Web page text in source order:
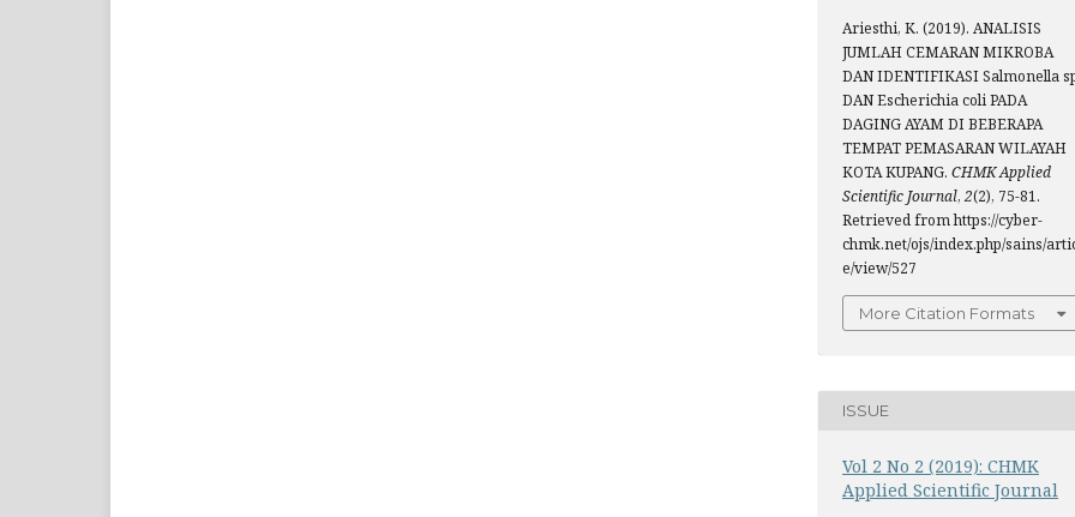
Ariesthi, K. (2019). ANALISIS
JUMLAH CEMARAN MIKROBA
DAN IDENTIFIKASI Salmonella
DAN Escherichia coli PADA
DAGING AYAM DI BEBERAPA
TEMPAT PEMASARAN WILAYAH
KOTA KUPANG. CHMK Applied
Scientific Journal, 2(2), 75-81.
Retrieved from https://cyber-
chmk.net/ojs/index.php/sains/
e/view/527
More Citation Formats
ISSUE
Vol 2 No 2 (2019): CHMK
Applied Scientific Journal